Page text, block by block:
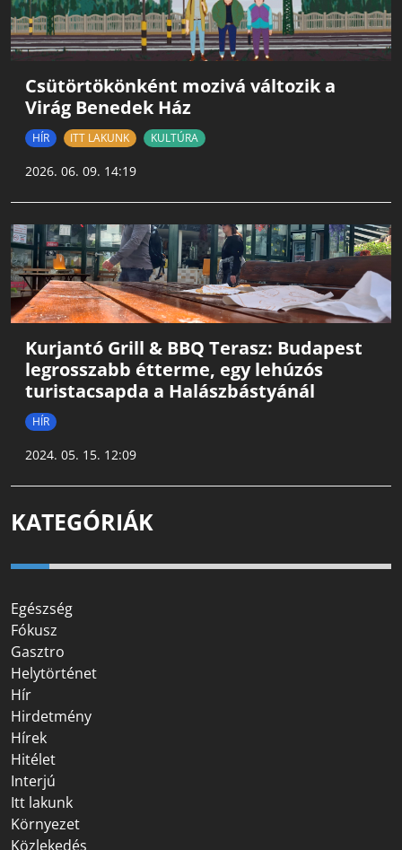
Csütörtökönként mozivá változik a
Virág Benedek Ház
HÍR ITT LAKUNK KULTÚRA
2026. 06. 09. 14:19
Kurjantó Grill & BBQ Terasz: Budapest
legrosszabb étterme, egy lehúzós
turistacsapda a Halászbástyánál
HÍR
2024. 05. 15. 12:09
KATEGÓRIÁK
Egészség
Fókusz
Gasztro
Helytörténet
Hír
Hirdetmény
Hírek
Hitélet
Interjú
Itt lakunk
Környezet
Közlekedés